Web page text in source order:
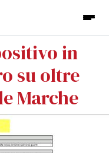
in
su oltre
Marche